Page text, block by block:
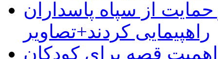
از سپاه پاسداران
راهپیمایی کردند+تصاویر